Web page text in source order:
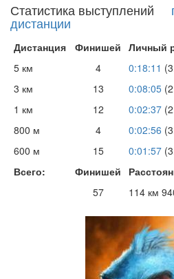
Статистика выступлений
дистанции
Дистанция Финишей Личный
5 км
4 0:18:11
3 км
13 0:08:05
1 км
12 0:02:37
800 м
4 0:02:56
600 м
15 0:01:57
Всего:
Финишей
57
114 км